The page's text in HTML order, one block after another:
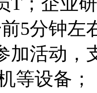
5分钟左
加活动，
等设备；